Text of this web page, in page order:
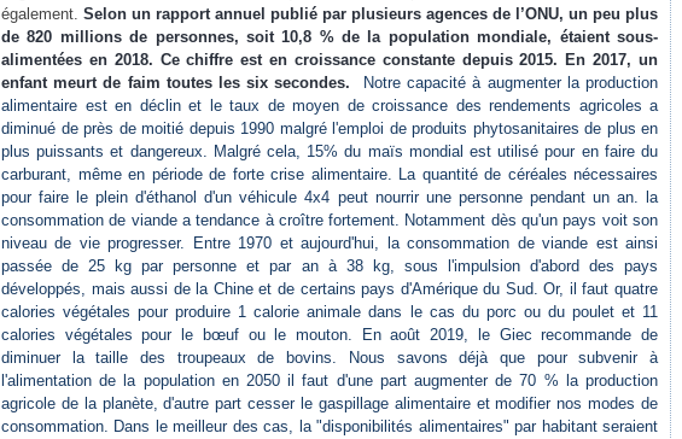
également. Selon un rapport annuel publié par plusieurs agences de l’ONU, un peu plus
de 820 millions de personnes, soit 10,8 % de la population mondiale, étaient sous-
alimentées en 2018. Ce chiffre est en croissance constante depuis 2015. En 2017, un
enfant meurt de faim toutes les six secondes.
Notre capacité à augmenter la production
alimentaire est en déclin et le taux de moyen de croissance des rendements agricoles a
diminué de près de moitié depuis 1990 malgré l'emploi de produits phytosanitaires de plus en
plus puissants et dangereux. Malgré cela, 15% du maïs mondial est utilisé pour en faire du
carburant, même en période de forte crise alimentaire. La quantité de céréales nécessaires
pour faire le plein d'éthanol d'un véhicule 4x4 peut nourrir une personne pendant un an. la
consommation de viande a tendance à croître fortement. Notamment dès qu'un pays voit son
niveau de vie progresser. Entre 1970 et aujourd'hui, la consommation de viande est ainsi
passée de 25 kg par personne et par an à 38 kg, sous l'impulsion d'abord des pays
développés, mais aussi de la Chine et de certains pays d'Amérique du Sud. Or, il faut quatre
calories végétales pour produire 1 calorie animale dans le cas du porc ou du poulet et 11
calories végétales pour le bœuf ou le mouton. En août 2019, le Giec recommande de
diminuer la taille des troupeaux de bovins. Nous savons déjà que pour subvenir à
l'alimentation de la population en 2050 il faut d'une part augmenter de 70 % la production
agricole de la planète, d'autre part cesser le gaspillage alimentaire et modifier nos modes de
consommation. Dans le meilleur des cas, la "disponibilités alimentaires" par habitant seraient